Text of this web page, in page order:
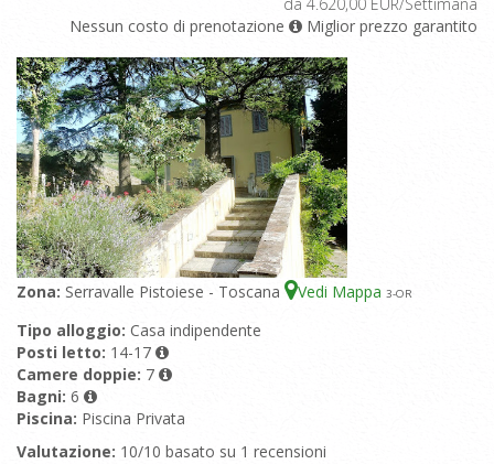
da 4.620,00 EUR/Settimana
Nessun costo di prenotazione
Miglior prezzo garantito
Zona: Serravalle Pistoiese - Toscana Vedi Mappa 3-OR
Tipo alloggio: Casa indipendente
Posti letto: 14-17
Camere doppie: 7
Bagni: 6
Piscina: Piscina Privata
Valutazione: 10/10 basato su 1 recensioni